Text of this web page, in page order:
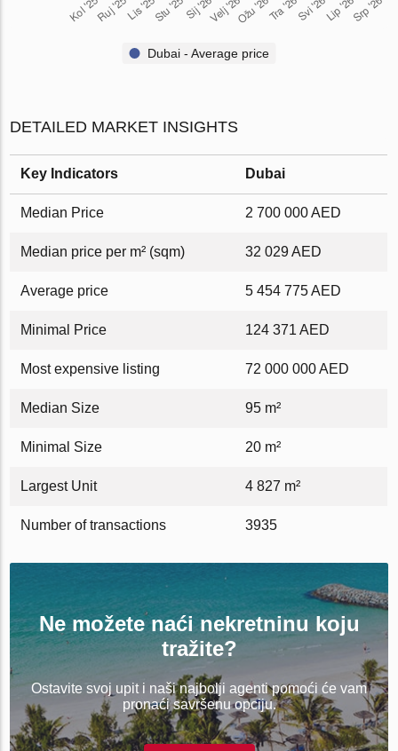
Dubai - Average price
DETAILED MARKET INSIGHTS
Key Indicators Dubai
Median Price 2 700 000 AED
Median price per m² (sqm) 32 029 AED
Average price 5 454 775 AED
Minimal Price 124 371 AED
Most expensive listing 72 000 000 AED
Median Size 95 m²
Minimal Size 20 m²
Largest Unit 4 827 m²
Number of transactions 3935
Ne možete naći nekretninu koju
tražite?
Ostavite svoj upit i naši najbolji agenti pomoći će vam
pronaći savršenu opciju.